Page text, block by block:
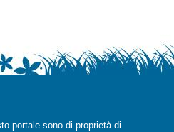
portale sono di proprietà di